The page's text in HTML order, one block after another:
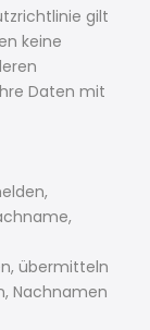
gilt
keine
Daten mit
übermitteln
Nachnamen